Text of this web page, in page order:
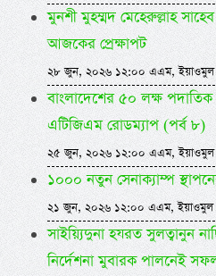
মুনশী মুহম্মদ মেহেরুল্লাহ
আজকের প্রেক্ষাপট
২৮ জুন, ২০২৬ ১২:০০ এএম, ইয়াওমুল
বাংলাদেশের ৫০ লক্ষ পদাতিক
এটিজিএম রোডম্যাপ (পর্ব ৮)
২৫ জুন, ২০২৬ ১২:০০ এএম, ইয়াওমুল
১০০০ নতুন সেনাক্যাম্প
২১ জুন, ২০২৬ ১২:০০ এএম, ইয়াওমুল
সাইয়্যিদুনা হযরত সুলত্বানুন
নির্দেশনা মুবারক পালনেই